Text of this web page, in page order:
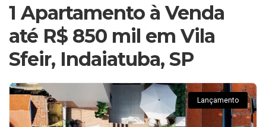
1 Apartamento à Venda
até R$ 850 mil em Vila
Sfeir, Indaiatuba, SP
Lançamento